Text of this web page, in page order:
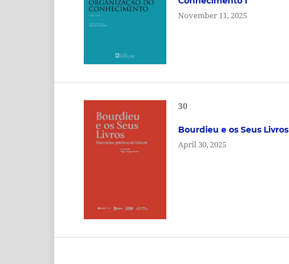
November 11, 2025
30
Bourdieu e os Seus Livros
April 30, 2025